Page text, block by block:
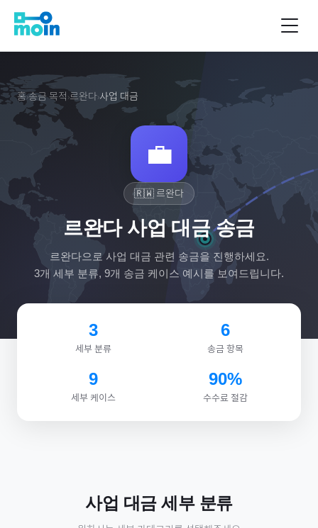
홈›송금 목적 ›르완다›사업 대금
💼
🇷🇼르완다
르완다 사업 대금 송금
르완다으로 사업 대금 관련 송금을 진행하세요.
3개 세부 분류, 9개 송금 케이스 예시를 보여드립니다.
3
세부 분류
6
송금 항목
9
세부 케이스
90%
수수료 절감
사업 대금세부 분류